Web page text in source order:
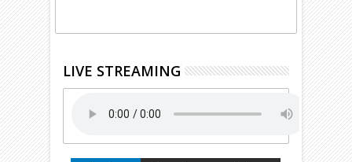
LIVE STREAMING